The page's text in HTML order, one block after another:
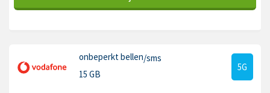
onbeperkt bellen/sms
15 GB
5G